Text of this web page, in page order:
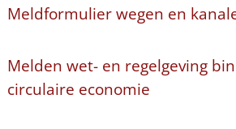
Meldformulier wegen en
Melden wet- en regelgeving
circulaire economie